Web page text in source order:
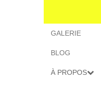
GALERIE
BLOG
À PROPOS